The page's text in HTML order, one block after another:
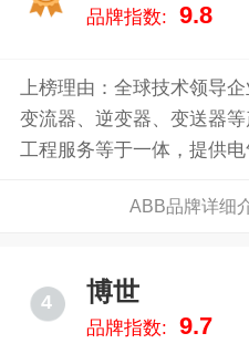
品牌指数: 9.8
上榜理由：​全球技术领导
变流器、逆变器、变送器
工程服务等于一体，提供
ABB品牌详细
4 博世
品牌指数: 9.7